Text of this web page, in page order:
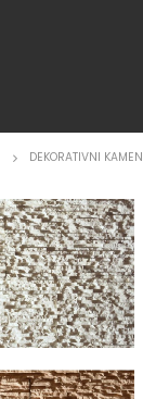
DEKORATIVNI KAMEN